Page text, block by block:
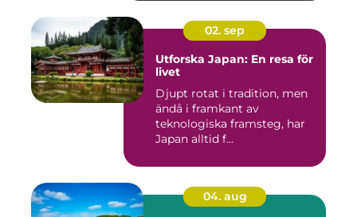
02. sep
Utforska Japan: En resa för
livet
Djupt rotat i tradition, men
ändå i framkant av
teknologiska framsteg, har
Japan alltid f...
04. aug